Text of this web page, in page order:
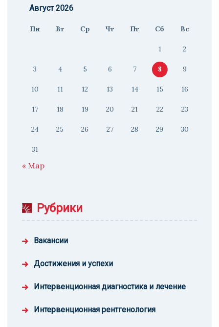
Август 2026
Пн Вт Ср Чт Пт Сб Вс
1 2
3 4 5 6 7 8 9
10 11 12 13 14 15 16
17 18 19 20 21 22 23
24 25 26 27 28 29 30
31
« Мар
Рубрики
Вакансии
Достижения и успехи
Интервенционная диагностика и лечение
Интервенционная рентгенология